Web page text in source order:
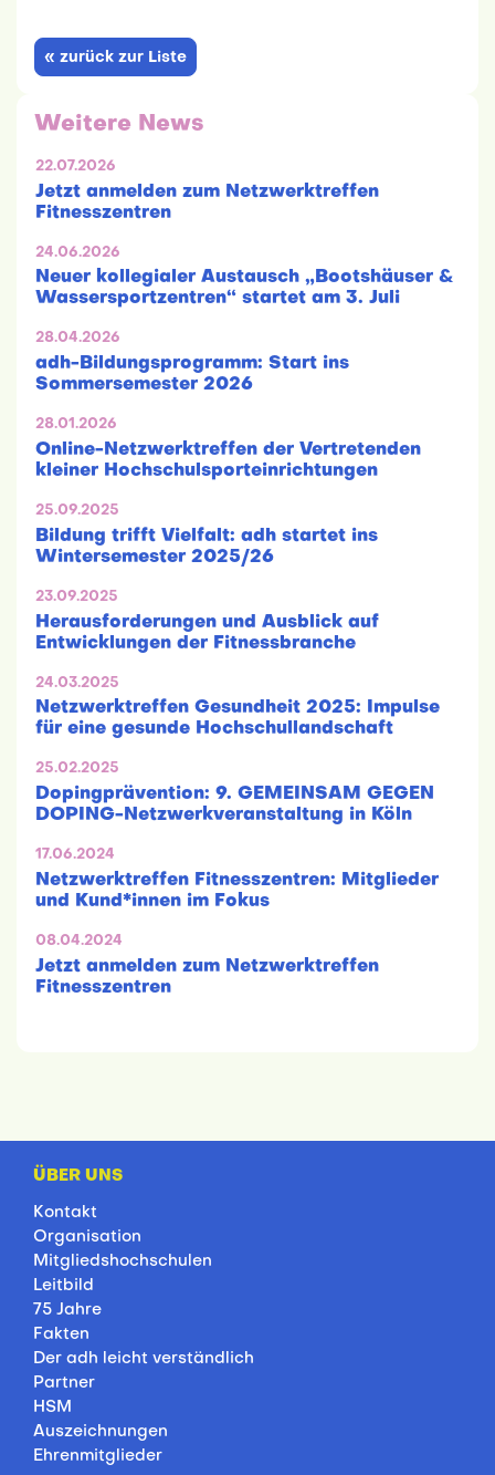
« zurück zur Liste
Weitere News
22.07.2026
Jetzt anmelden zum Netzwerktreffen
Fitnesszentren
24.06.2026
Neuer kollegialer Austausch „Bootshäuser &
Wassersportzentren“ startet am 3. Juli
28.04.2026
adh-Bildungsprogramm: Start ins
Sommersemester 2026
28.01.2026
Online-Netzwerktreffen der Vertretenden
kleiner Hochschulsporteinrichtungen
25.09.2025
Bildung trifft Vielfalt: adh startet ins
Wintersemester 2025/26
23.09.2025
Herausforderungen und Ausblick auf
Entwicklungen der Fitnessbranche
24.03.2025
Netzwerktreffen Gesundheit 2025: Impulse
für eine gesunde Hochschullandschaft
25.02.2025
Dopingprävention: 9. GEMEINSAM GEGEN
DOPING-Netzwerkveranstaltung in Köln
17.06.2024
Netzwerktreffen Fitnesszentren: Mitglieder
und Kund*innen im Fokus
08.04.2024
Jetzt anmelden zum Netzwerktreffen
Fitnesszentren
ÜBER UNS
Kontakt
Organisation
Mitgliedshochschulen
Leitbild
75 Jahre
Fakten
Der adh leicht verständlich
Partner
HSM
Auszeichnungen
Ehrenmitglieder